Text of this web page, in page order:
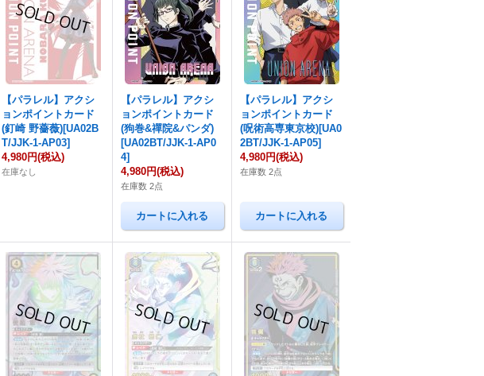
【パラレル】アクシ
ョンポイントカード
(釘崎 野薔薇)[UA02B
T/JJK-1-AP03]
4,980円(税込)
在庫なし
【パラレル】アクシ
ョンポイントカード
(狗巻&禪院&パンダ)
[UA02BT/JJK-1-AP0
4]
4,980円(税込)
在庫数 2点
【パラレル】アクシ
ョンポイントカード
(呪術高専東京校)[UA0
2BT/JJK-1-AP05]
4,980円(税込)
在庫数 2点